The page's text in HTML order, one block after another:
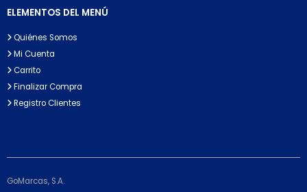
ELEMENTOS DEL MENÚ
Quiénes Somos
Mi Cuenta
Carrito
Finalizar Compra
Registro Clientes
GoMarcas, S.A.